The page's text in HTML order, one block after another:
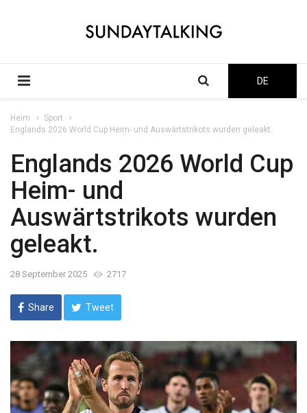
DE
Heim
Sport
Englands 2026 World Cup Heim- und Auswärtstrikots wurden geleakt.
Englands 2026 World Cup
Heim- und
Auswärtstrikots wurden
geleakt.
28 September 2025 2717
Share Tweet